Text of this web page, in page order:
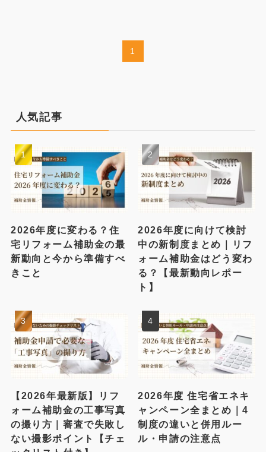
1
人気記事
2026年度に変わる？住
宅リフォーム補助金の最
新動向と今から準備すべ
きこと
2026年度に向けて検討
中の新制度まとめ｜リフ
ォーム補助金はどう変わ
る？【最新動向レポー
ト】
【2026年最新版】リフ
ォーム補助金の工事写真
の撮り方｜審査で失敗し
ない撮影ポイント【チェ
2026年度 住宅省エネキ
ャンペーン全まとめ｜4
制度の違いと併用ルー
ル・申請の注意点